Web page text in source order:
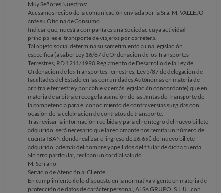
ningún sitio estaba informado) y cuando le comentamos la situación,
nos ofreció anular el billete de vuelta con descuento y nos obligó a
comprarlo sin descuento para no correr el riesgo de que le pasara igual
porque depende del chófer que sea más o menos flexible en las
normas.
Hemos consultados las normas de Alsa y en ningún momento
especifica que se debe mostrar la tarjeta física.
Les adjunto los billetes del día 26 de diciembre, la tarjeta de familia
numerosa tal cual se le mostró al chófer y la parte de la normativa que
habla sobre el tema en cuestión.
Muy Señores Nuestros:
Acusamos recibo de la comunicación enviada por la Sra. M. VALLEJO
ante su Oficina de Consumo.
Indicar que, nuestra compañía es una Sociedad cuya actividad
principal es el transporte de viajeros por carretera.
Tal objeto social determina su sometimiento a una legislación
específica (a saber Ley 16/87 de Ordenación de los Transportes
Terrestres, RD 1211/1990 Reglamento de Desarrollo de la Ley de
Ordenación de los Transportes Terrestres, Ley 5/87 de delegación de
facultades del Estado en las comunidades Autónomas en materia de
arbitraje terrestre y por cable y demás legislación concordante) que en
materia de arbitraje recoge la asunción de las Juntas de Transporte de
la competencia para el conocimiento de controversias surgidas con
ocasión de la celebración de contratos de transporte.
Tras revisar la información recibida y para el reintegro del nuevo billete
adquirido, será necesario que la reclamante nos remita un número de
cuenta IBAN donde realizar el ingreso de 26.66€ del nuevo billete
adquirido, además del nombre y apellidos del titular de dicha cuenta
Sin otro particular, reciban un cordial saludo
M. Serrano
Servicio de Atención al Cliente
En cumplimiento de lo dispuesto en la normativa vigente en materia de
protección de datos de carácter personal, ALSA GRUPO, S.L.U., con